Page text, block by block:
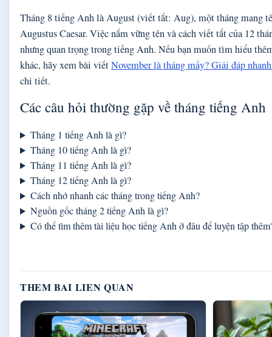
Tháng 8 tiếng Anh là August (viết tắt: Aug), một tháng mang
Augustus Caesar. Việc nắm vững tên và cách viết tắt của 12
nhưng quan trọng trong tiếng Anh. Nếu bạn muốn tìm hiểu
khác, hãy xem bài viếtNovember là tháng mấy? Giải đáp
chi tiết.
Các câu hỏi thường gặp về tháng tiếng Anh
Tháng 1 tiếng Anh là gì?
Tháng 10 tiếng Anh là gì?
Tháng 11 tiếng Anh là gì?
Tháng 12 tiếng Anh là gì?
Cách nhớ nhanh các tháng trong tiếng Anh?
Nguồn gốc tháng 2 tiếng Anh là gì?
Có thể tìm thêm tài liệu học tiếng Anh ở đâu để luyện tập
THEM BAI LIEN QUAN